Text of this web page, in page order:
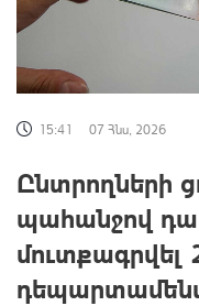
15:41 07 Հնս, 2026
Ընտրողների
պահանջով